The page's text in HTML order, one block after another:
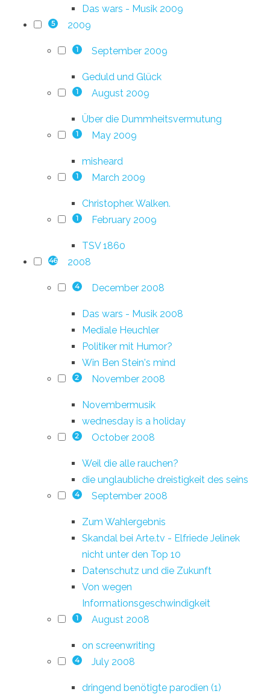
Das wars - Musik 2009
5 2009
1 September 2009
Geduld und Glück
1 August 2009
Über die Dummheitsvermutung
1 May 2009
misheard
1 March 2009
Christopher. Walken.
1 February 2009
TSV 1860
46 2008
4 December 2008
Das wars - Musik 2008
Mediale Heuchler
Politiker mit Humor?
Win Ben Stein's mind
2 November 2008
Novembermusik
wednesday is a holiday
2 October 2008
Weil die alle rauchen?
die unglaubliche dreistigkeit des seins
4 September 2008
Zum Wahlergebnis
Skandal bei Arte.tv - Elfriede Jelinek
nicht unter den Top 10
Datenschutz und die Zukunft
Von wegen
Informationsgeschwindigkeit
1 August 2008
on screenwriting
4 July 2008
dringend benötigte parodien (1)